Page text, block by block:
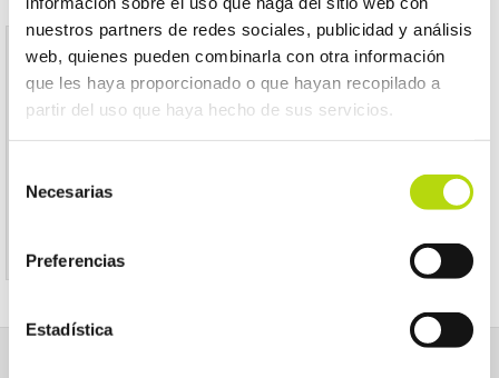
nuestros partners de redes sociales, publicidad y análisis
web, quienes pueden combinarla con otra información
que les haya proporcionado o que hayan recopilado a
partir del uso que haya hecho de sus servicios.
Necesarias
Preferencias
Estadística
Aviso
El producto indicado no existe
KOALA MASCOTAS